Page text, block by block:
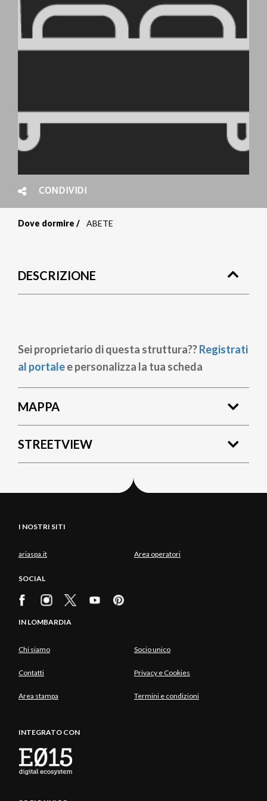
CONDIVIDI
pane
Dove dormire ABETE
DESCRIZIONE
Sei proprietario di questa struttura??Registrati
al portalee personalizza la tua scheda
MAPPA
STREETVIEW
I NOSTRI SITI
ariaspa.it Area operatori
SOCIAL
IN LOMBARDIA
Chi siamo Socio unico
Contatti Privacy e Cookies
Area stampa Termini e condizioni
INTEGRATO CON